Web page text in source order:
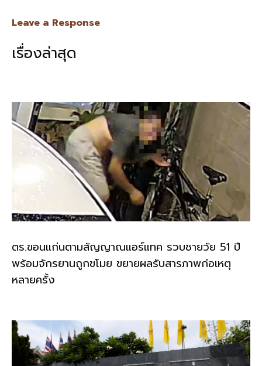
k
Leave a Response
เรื่องล่าสุด
ตร.ขอนแก่นตามสัญญาณแอร์แทค รวบชายวัย 51 ปี
พร้อมจักรยานถูกขโมย ขยายผลรับสารภาพก่อเหตุ
หลายครั้ง